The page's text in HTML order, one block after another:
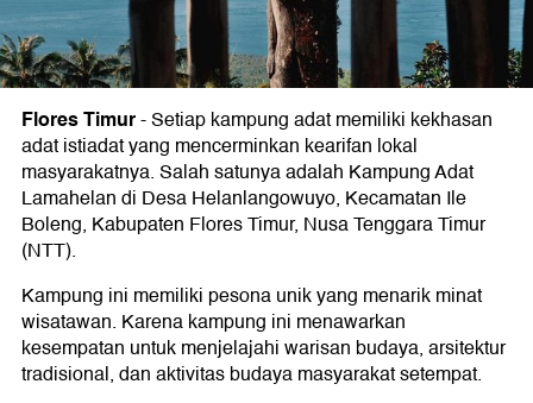
Flores Timur-Setiap kampung adat memiliki kekhasan
adat istiadat yang mencerminkan kearifan lokal
masyarakatnya. Salah satunya adalah Kampung Adat
Lamahelan di Desa Helanlangowuyo, Kecamatan Ile
Boleng, Kabupaten Flores Timur, Nusa Tenggara Timur
(NTT).
Kampung ini memiliki pesona unik yang menarik minat
wisatawan. Karena kampung ini menawarkan
kesempatan untuk menjelajahi warisan budaya, arsitektur
tradisional, dan aktivitas budaya masyarakat setempat.